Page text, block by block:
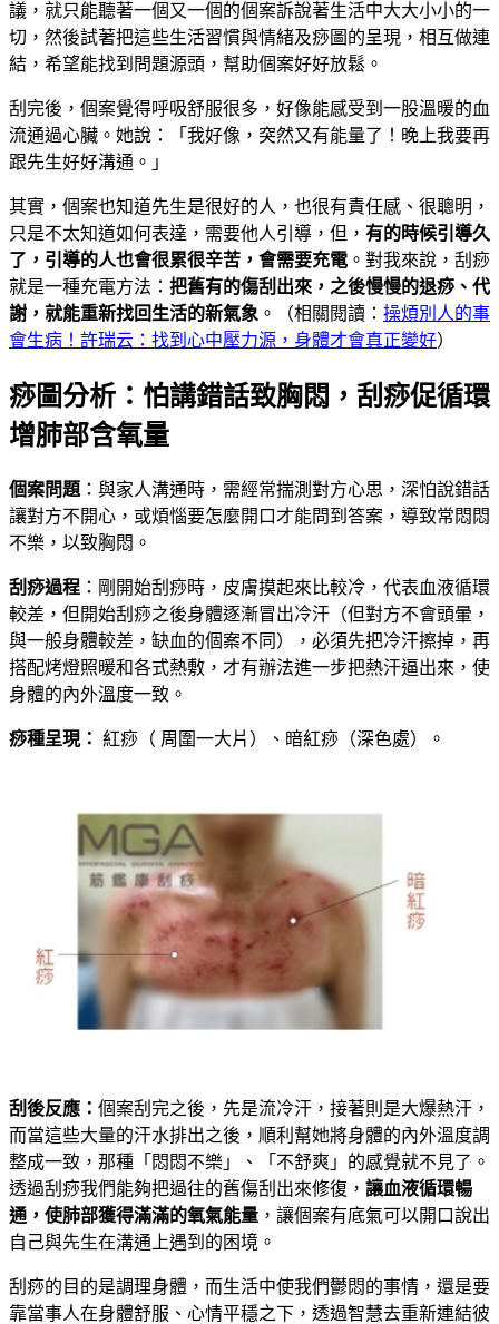
議，就只能聽著一個又一個的個案訴說著生活中大大小小的一
切，然後試著把這些生活習慣與情緒及痧圖的呈現，相互做連
結，希望能找到問題源頭，幫助個案好好放鬆。
刮完後，個案覺得呼吸舒服很多，好像能感受到一股溫暖的血
流通過心臟。她說：「我好像，突然又有能量了！晚上我要再
跟先生好好溝通。」
其實，個案也知道先生是很好的人，也很有責任感、很聰明，
只是不太知道如何表達，需要他人引導，但， 有的時候引導久
了，引導的人也會很累很辛苦，會需要充電 。對我來說，刮痧
就是一種充電方法： 把舊有的傷刮出來，之後慢慢的退痧、代
謝，就能重新找回生活的新氣象 。（相關閱讀： 操煩別人的事
會生病！許瑞云：找到心中壓力源，身體才會真正變好）
痧圖分析：怕講錯話致胸悶，刮痧促循環
增肺部含氧量
個案問題 ：與家人溝通時，需經常揣測對方心思，深怕說錯話
讓對方不開心，或煩惱要怎麼開口才能問到答案，導致常悶悶
不樂，以致胸悶。
刮痧過程 ：剛開始刮痧時，皮膚摸起來比較冷，代表血液循環
較差，但開始刮痧之後身體逐漸冒出冷汗（但對方不會頭暈，
與一般身體較差，缺血的個案不同），必須先把冷汗擦掉，再
搭配烤燈照暖和各式熱敷，才有辦法進一步把熱汗逼出來，使
身體的內外溫度一致。
痧種呈現： 紅痧（ 周圍一大片）、暗紅痧（深色處）。
刮後反應： 個案刮完之後，先是流冷汗，接著則是大爆熱汗，
而當這些大量的汗水排出之後，順利幫她將身體的內外溫度調
整成一致，那種「悶悶不樂」、「不舒爽」的感覺就不見了。
透過刮痧我們能夠把過往的舊傷刮出來修復， 讓血液循環暢
通，使肺部獲得滿滿的氧氣能量 ，讓個案有底氣可以開口說出
自己與先生在溝通上遇到的困境。
刮痧的目的是調理身體，而生活中使我們鬱悶的事情，還是要
靠當事人在身體舒服、心情平穩之下，透過智慧去重新連結彼